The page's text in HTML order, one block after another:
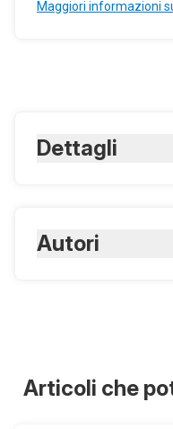
Maggiori informazioni
Dettagli
ISBN Digitale:
Autori
Articoli che